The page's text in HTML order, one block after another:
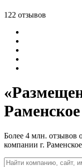
122 отзывов
Более 4 млн. отзывов
компании г.